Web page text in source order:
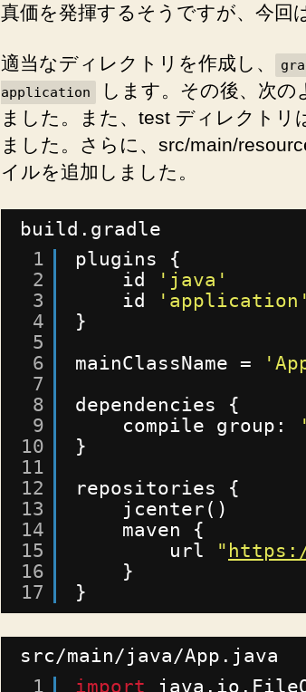
真価を発揮するそうですが、今回
適当なディレクトリを作成し、
application
します。その後、次
ました。また、test ディレクトリ
ました。さらに、src/main/
イルを追加しました。
build.gradle
1
2
3
4
5
6
7
8
9
10
11
12
13
14
15
16
17
plugins {
id
'java'
id
'application'
}
mainClassName =
dependencies {
compile group:
}
repositories {
jcenter()
maven {
url
"
}
}
src/main/java/App.java
1
import